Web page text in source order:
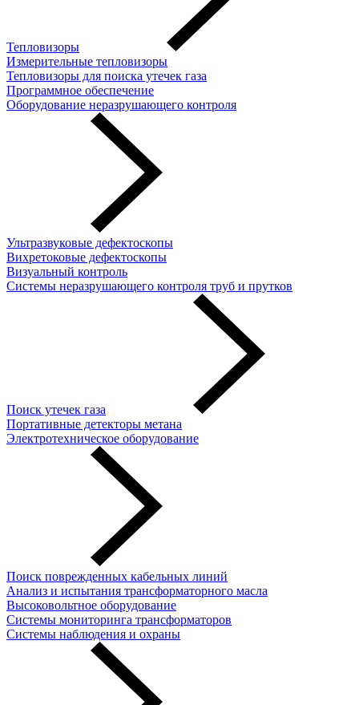
Тепловизоры
Измерительные тепловизоры
Тепловизоры для поиска утечек газа
Программное обеспечение
Оборудование неразрушающего контроля
Ультразвуковые дефектоскопы
Вихретоковые дефектоскопы
Визуальный контроль
Системы неразрушающего контроля труб и прутков
Поиск утечек газа
Портативные детекторы метана
Электротехническое оборудование
Поиск поврежденных кабельных линий
Анализ и испытания трансформаторного масла
Высоковольтное оборудование
Системы мониторинга трансформаторов
Системы наблюдения и охраны